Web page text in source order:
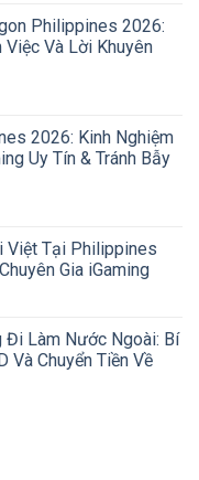
Philippines 2026:
Và Lời Khuyên
2026: Kinh Nghiệm
Uy Tín & Tránh Bẫy
Việt Tại Philippines
Gia iGaming
Đi Làm Nước Ngoài: Bí
Và Chuyển Tiền Về